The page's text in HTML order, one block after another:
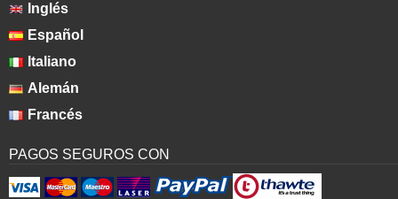
Inglés
Español
Italiano
Alemán
Francés
PAGOS SEGUROS CON